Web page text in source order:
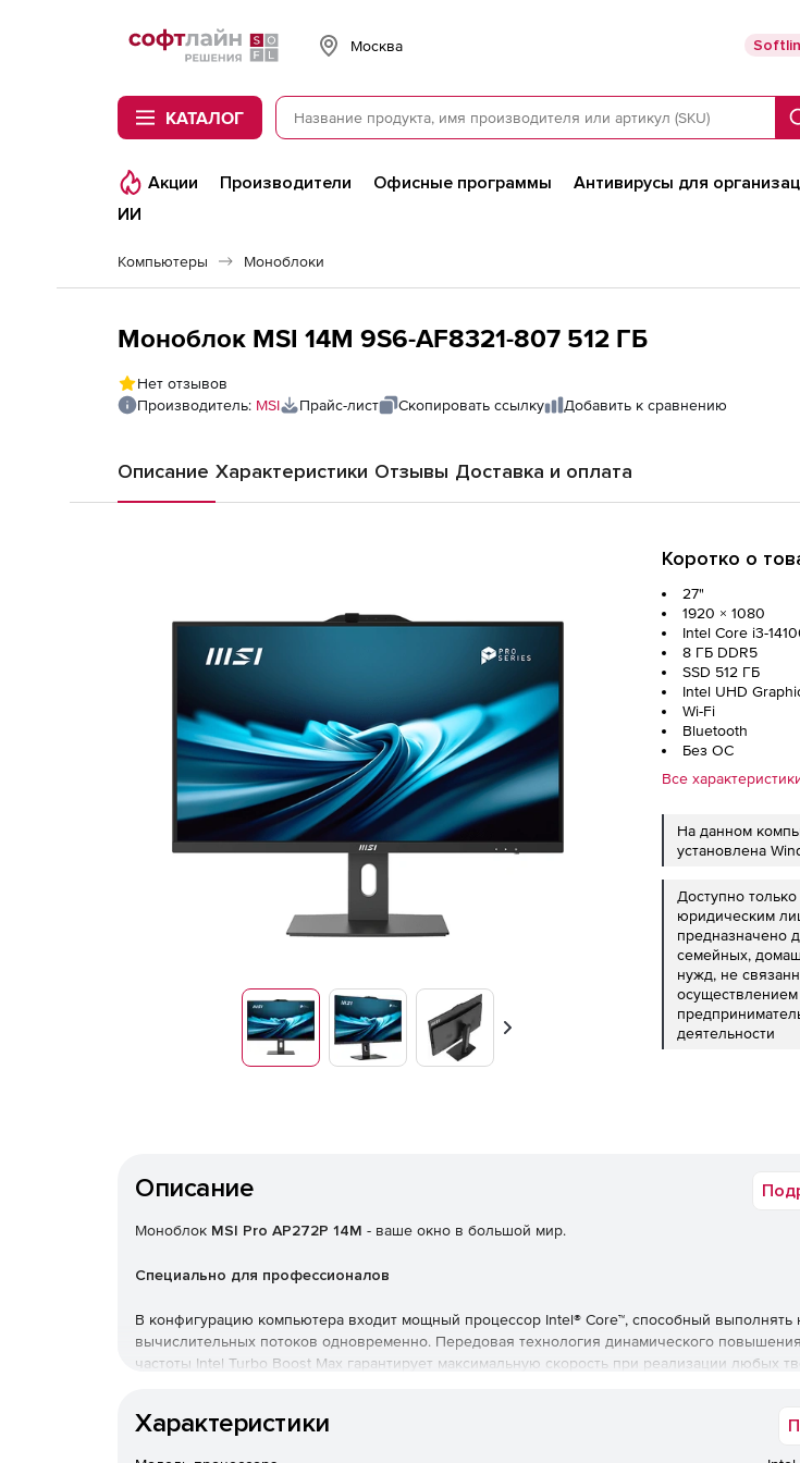
Softline
Москва
КАТАЛОГ
Акции Производители Офисные программы Антивирусы для
ИИ
Компьютеры Моноблоки
Моноблок MSI 14M 9S6-AF8321-807 512 ΓБ
Нет отзывов
Производитель: MSI Прайс-лист Скопировать ссылку Добавить к сравнению
Описание Характеристики Отзывы Доставка и оплата
Вперед
Коротко о
27"
1920 × 1080
Intel Core i3-
8 ГБ DDR5
SSD 512 ГБ
Intel UHD
Wi-Fi
Bluetooth
Без ОС
Все
На данном
установлена
Доступно только
юридическим
предназначено
семейных,
нужд, не
осуществлением
деятельности
Описание
Моноблок MSI Pro AP272P 14M - ваше окно в большой мир.
Специально для профессионалов
В конфигурацию компьютера входит мощный процессор Intel® Core™, способный выполнять
вычислительных потоков одновременно. Передовая технология динамического
частоты Intel Turbo Boost Max гарантирует максимальную скорость при реализации любых
Двухканальная память DDR5
Характеристики